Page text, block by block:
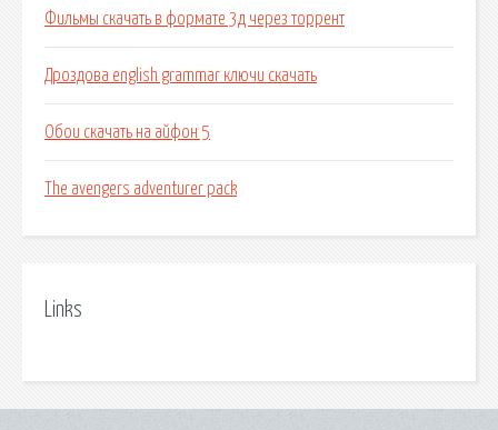
Фильмы скачать в формате 3д через торрент
Дроздова english grammar ключи скачать
Обои скачать на айфон 5
The avengers adventurer pack
Links